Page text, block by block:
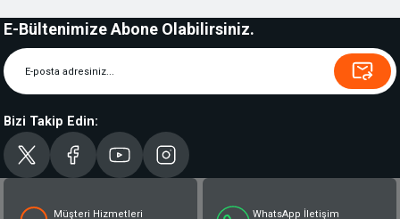
E-Bültenimize Abone Olabilirsiniz.
Bizi Takip Edin:
Müşteri Hizmetleri WhatsApp İletişim